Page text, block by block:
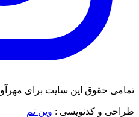
تمامی حقوق این سایت برای
طراحی و کدنویسی : وین تم